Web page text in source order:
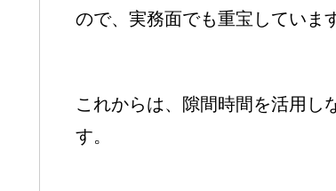
ので、実務面でも重宝していま
これからは、隙間時間を活用し
す。